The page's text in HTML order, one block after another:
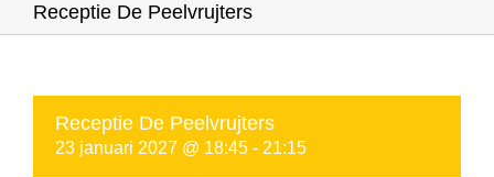
Receptie De Peelvrujters
Receptie De Peelvrujters
23 januari 2027 @ 18:45 - 21:15